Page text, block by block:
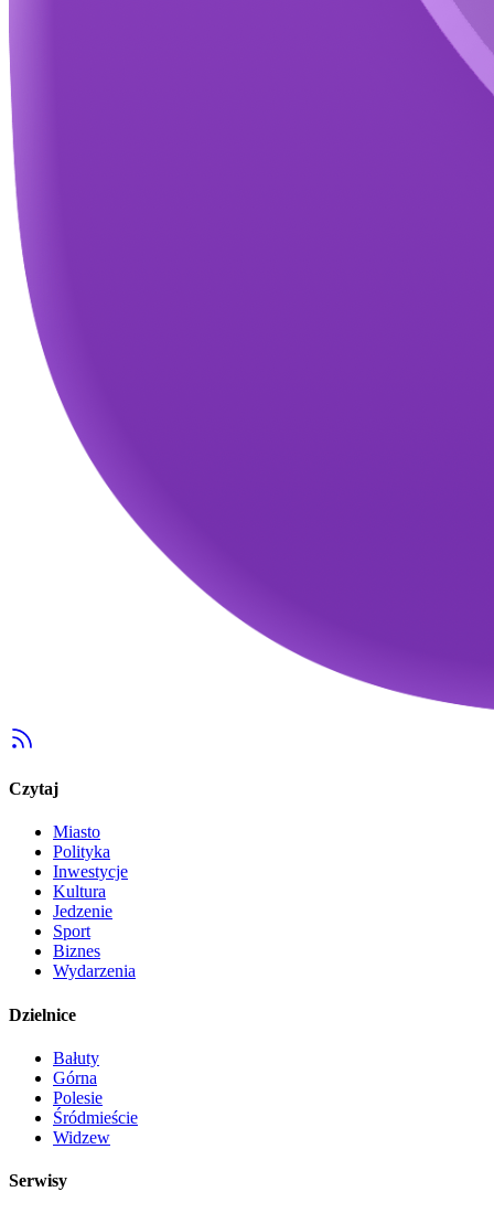
Czytaj
Miasto
Polityka
Inwestycje
Kultura
Jedzenie
Sport
Biznes
Wydarzenia
Dzielnice
Bałuty
Górna
Polesie
Śródmieście
Widzew
Serwisy